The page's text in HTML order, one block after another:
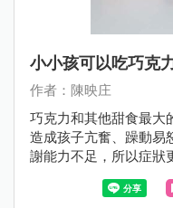
小小孩可以吃巧克
作者：陳映庄
巧克力和其他甜食最大
造成孩子亢奮、躁動易
謝能力不足，所以症狀